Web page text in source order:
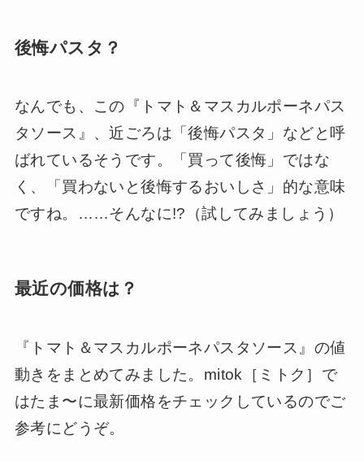
後悔パスタ？
なんでも、この『トマト＆マスカルポーネパス
タソース』、近ごろは「後悔パスタ」などと呼
ばれているそうです。「買って後悔」ではな
く、「買わないと後悔するおいしさ」的な意味
ですね。……そんなに!?（試してみましょう）
最近の価格は？
『トマト＆マスカルポーネパスタソース』の値
動きをまとめてみました。mitok［ミトク］で
はたま〜に最新価格をチェックしているのでご
参考にどうぞ。